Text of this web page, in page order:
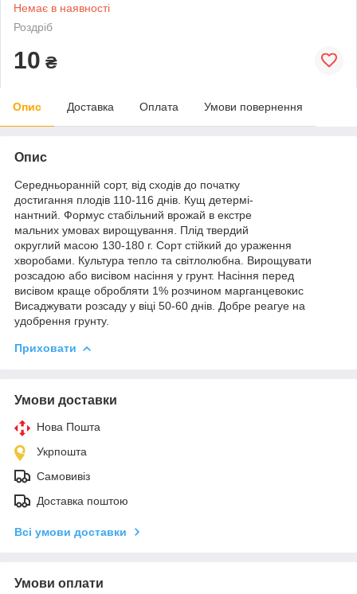
Немає в наявності
Роздріб
10 ₴
Опис Доставка Оплата Умови повернення
Опис
Середньоранній сорт, від сходів до початку
достигання плодів 110-116 днів. Кущ детермі-
нантний. Формус стабільний врожай в екстре
мальних умовах вирощування. Плід твердий
округлий масою 130-180 г. Сорт стійкий до ураження
хворобами. Культура тепло та світлолюбна. Вирощувати
розсадою або висівом насіння у грунт. Насіння перед
висiвом краще обробляти 1% розчином марганцевокис
Висаджувати розсаду у віці 50-60 днів. Добре реагуе на
удобрення грунту.
Приховати
Умови доставки
Нова Пошта
Укрпошта
Самовивіз
Доставка поштою
Всі умови доставки
Умови оплати